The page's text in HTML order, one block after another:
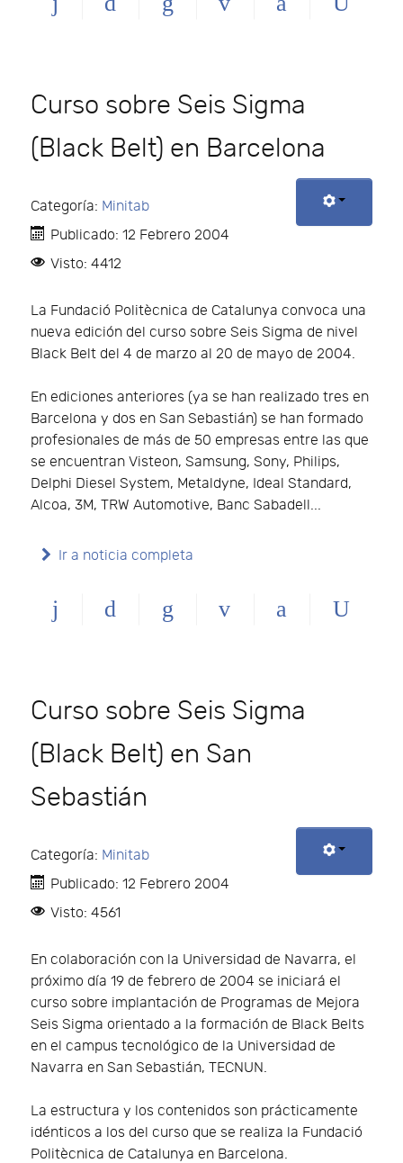
Curso sobre Seis Sigma
(Black Belt) en Barcelona
Categoría: Minitab
Publicado: 12 Febrero 2004
Visto: 4412
La Fundació Politècnica de Catalunya convoca una
nueva edición del curso sobre Seis Sigma de nivel
Black Belt del 4 de marzo al 20 de mayo de 2004.
En ediciones anteriores (ya se han realizado tres en
Barcelona y dos en San Sebastián) se han formado
profesionales de más de 50 empresas entre las que
se encuentran Visteon, Samsung, Sony, Philips,
Delphi Diesel System, Metaldyne, Ideal Standard,
Alcoa, 3M, TRW Automotive, Banc Sabadell...
Ir a noticia completa
Curso sobre Seis Sigma
(Black Belt) en San
Sebastián
Categoría: Minitab
Publicado: 12 Febrero 2004
Visto: 4561
En colaboración con la Universidad de Navarra, el
próximo día 19 de febrero de 2004 se iniciará el
curso sobre implantación de Programas de Mejora
Seis Sigma orientado a la formación de Black Belts
en el campus tecnológico de la Universidad de
Navarra en San Sebastián, TECNUN.
La estructura y los contenidos son prácticamente
idénticos a los del curso que se realiza la Fundació
Politècnica de Catalunya en Barcelona.